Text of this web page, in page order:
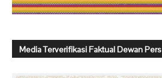
Media Terverifikasi Faktual Dewan Pers